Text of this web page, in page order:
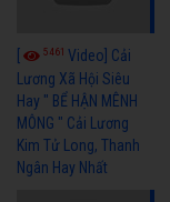
5461 Video] Cải
Lương Xã Hội Siêu
Hay " BỂ HẬN MÊNH
MÔNG " Cải Lương
Kim Tử Long, Thanh
Ngân Hay Nhất